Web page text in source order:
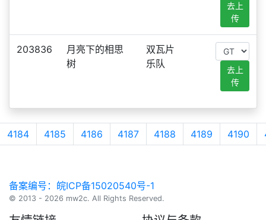
去上
传
203836
月亮下的相思
树
双瓦片
乐队
去上
传
4184 4185 4186 4187 4188 4189 4190
备案编号：皖ICP备15020540号-1
© 2013 - 2026 mw2c. All Rights Reserved.